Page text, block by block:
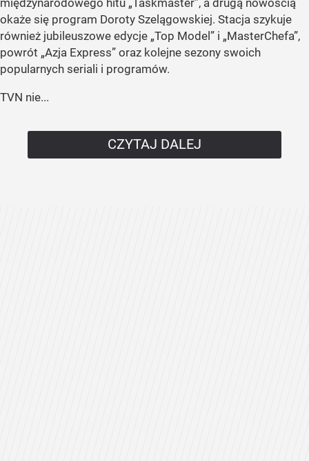
okaże się program Doroty Szelągowskiej. Stacja szykuje
również jubileuszowe edycje „Top Model” i „MasterChefa”,
powrót „Azja Express” oraz kolejne sezony swoich
popularnych seriali i programów.
TVN nie...
CZYTAJ DALEJ